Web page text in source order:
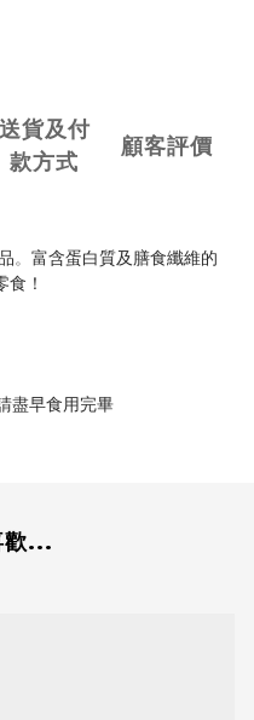
送貨及付
款方式
顧客評價
。 富含蛋白質及膳食纖維的
！
盡早食用完畢
歡...